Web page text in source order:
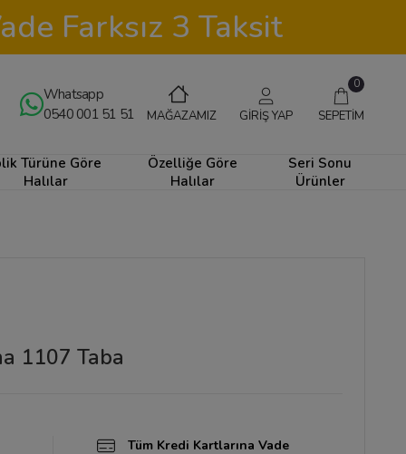
Farksız 3 Taksit
Whatsapp
0540 001 51 51
MAĞAZAMIZ GİRİŞ YAP
0
SEPETİM
Türüne Göre
Halılar
Özelliğe Göre
Halılar
Seri Sonu
Ürünler
1107 Taba
Tüm Kredi Kartlarına Vade